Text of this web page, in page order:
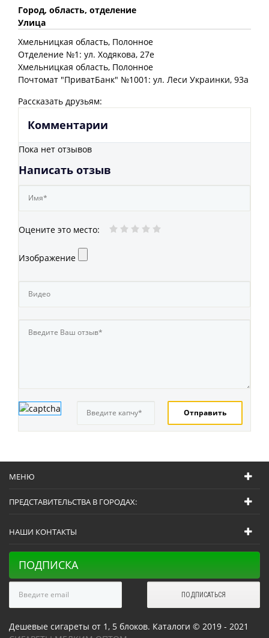
Город, область, отделение
Улица
Хмельницкая область, Полонное
Отделение №1: ул. Ходякова, 27е
Хмельницкая область, Полонное
Почтомат "ПриватБанк" №1001: ул. Леси Украинки, 93а
Рассказать друзьям:
Комментарии
Пока нет отзывов
Написать отзыв
Оцените это место:
Изображение
МЕНЮ
ПРЕДСТАВИТЕЛЬСТВА В ГОРОДАХ:
НАШИ КОНТАКТЫ
ПОДПИСКА
Дешевые сигареты от 1, 5 блоков. Каталоги © 2019 - 2021